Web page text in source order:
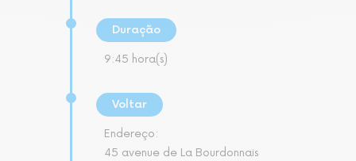
Duração
9:45 hora(s)
Voltar
Endereço:
45 avenue de La Bourdonnais